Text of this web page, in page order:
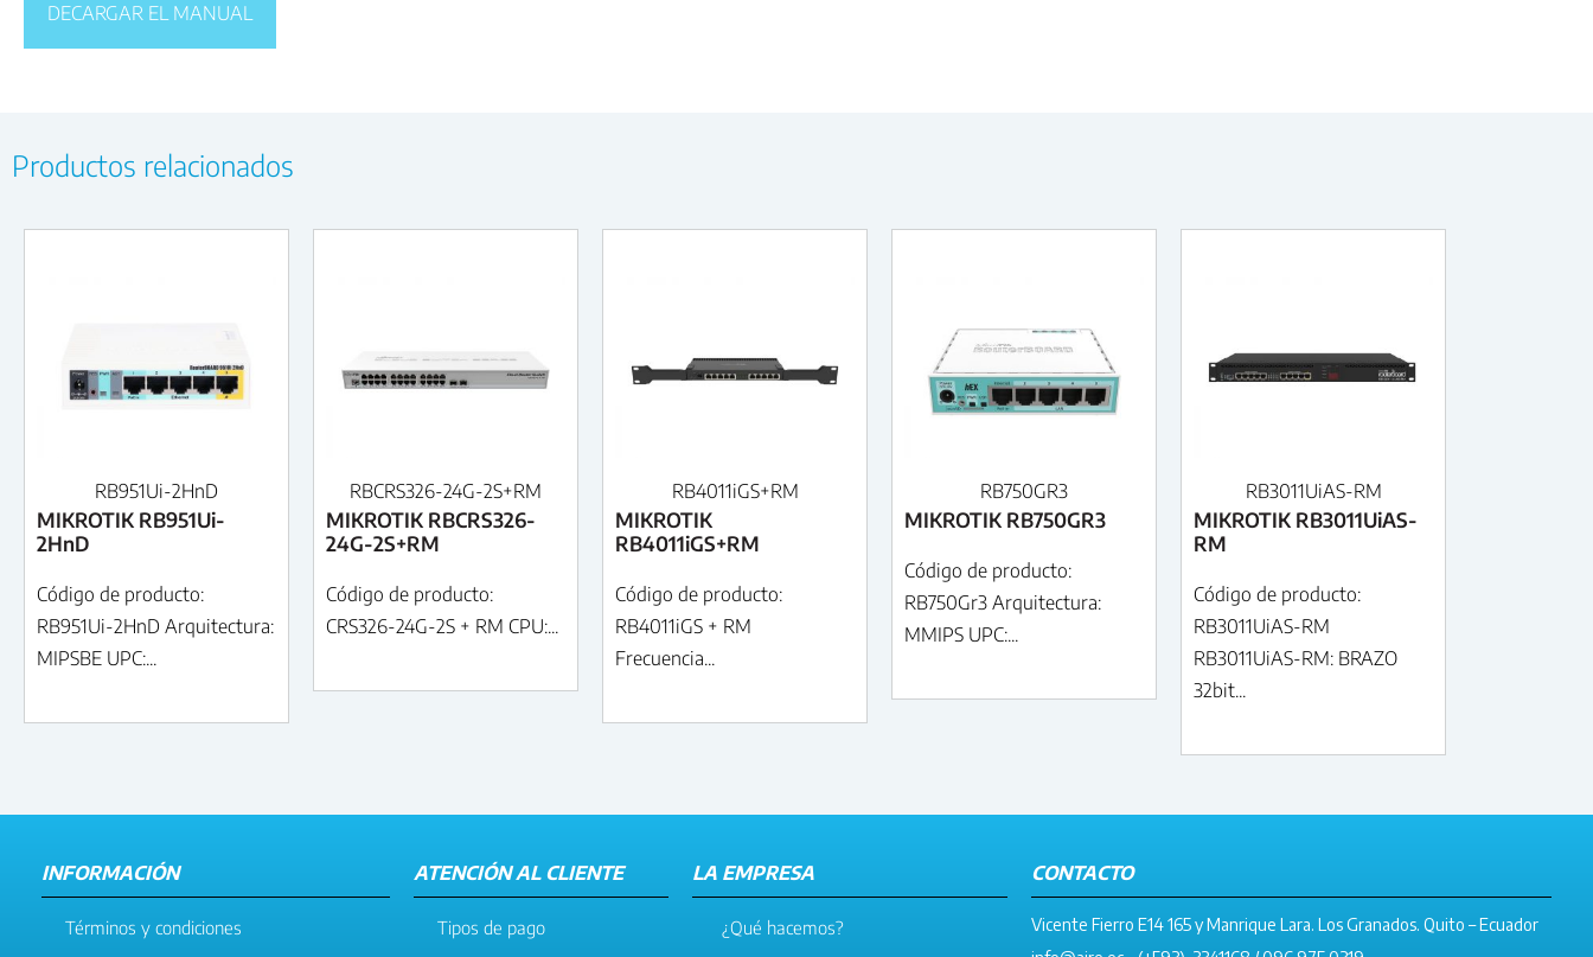
DECARGAR EL MANUAL
Productos relacionados
RB951Ui-2HnD
MIKROTIK RB951Ui-
2HnD
Código de producto:
RB951Ui-2HnD Arquitectura:
MIPSBE UPC:...
RBCRS326-24G-2S+RM
MIKROTIK RBCRS326-
24G-2S+RM
Código de producto:
CRS326-24G-2S + RM CPU:...
RB4011iGS+RM
MIKROTIK
RB4011iGS+RM
Código de producto:
RB4011iGS + RM
Frecuencia...
RB750GR3
MIKROTIK RB750GR3
Código de producto:
RB750Gr3 Arquitectura:
MMIPS UPC:...
RB3011UiAS-RM
MIKROTIK RB3011UiAS-
RM
Código de producto:
RB3011UiAS-RM
RB3011UiAS-RM: BRAZO
32bit...
INFORMACIÓN
Términos y condiciones
ATENCIÓN AL CLIENTE
Tipos de pago
LA EMPRESA
¿Qué hacemos?
CONTACTO
Vicente Fierro E14 165 y Manrique Lara. Los Granados. Quito – Ecuador